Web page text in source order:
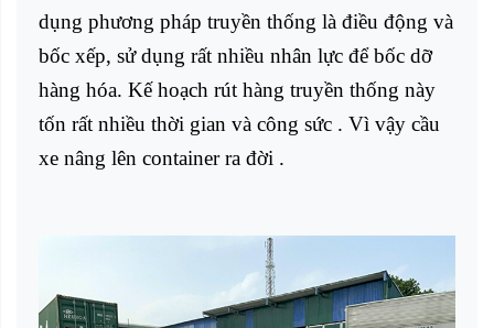
dụng phương pháp truyền thống là điều động và
bốc xếp, sử dụng rất nhiều nhân lực để bốc dỡ
hàng hóa. Kế hoạch rút hàng truyền thống này
tốn rất nhiều thời gian và công sức . Vì vậy cầu
xe nâng lên containerra đời .